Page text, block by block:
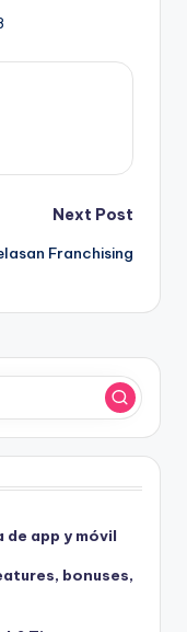
Next Post
Franchising
de app y móvil
bonuses,